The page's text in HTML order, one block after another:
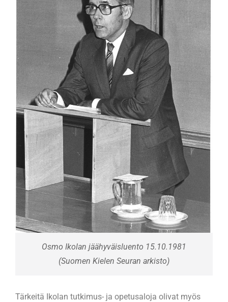
Osmo Ikolan jäähyväisluento 15.10.1981
(Suomen Kielen Seuran arkisto)
Tärkeitä Ikolan tutkimus- ja opetusaloja olivat myös